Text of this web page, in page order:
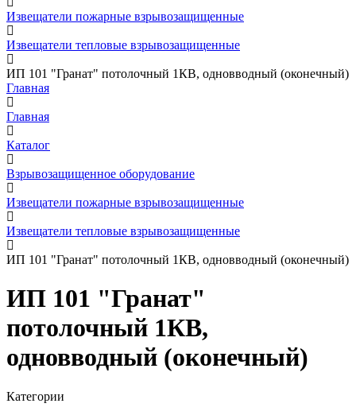
Извещатели пожарные взрывозащищенные
Извещатели тепловые взрывозащищенные
ИП 101 "Гранат" потолочный 1КВ, одновводный (оконечный)
Главная
Главная
Каталог
Взрывозащищенное оборудование
Извещатели пожарные взрывозащищенные
Извещатели тепловые взрывозащищенные
ИП 101 "Гранат" потолочный 1КВ, одновводный (оконечный)
ИП 101 "Гранат"
потолочный 1КВ,
одновводный (оконечный)
Категории